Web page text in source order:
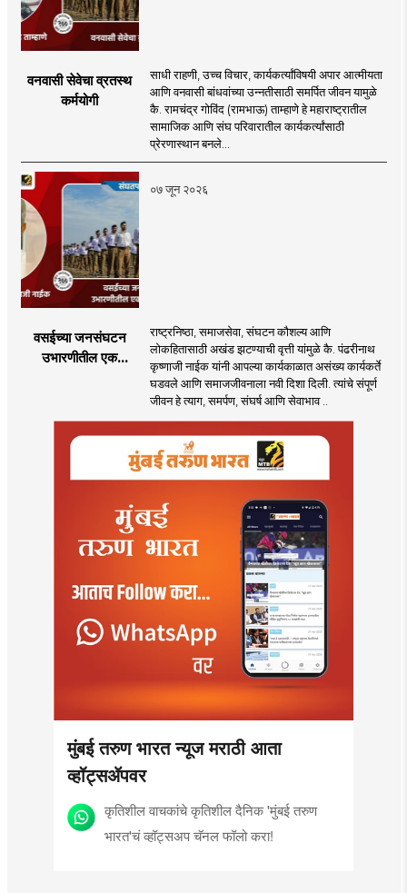
वनवासी सेवेचा व्रतस्थ
कर्मयोगी
साधी राहणी, उच्च विचार, कार्यकर्त्यांविषयी अपार आत्मीयता
आणि वनवासी बांधवांच्या उन्नतीसाठी समर्पित जीवन यामुळे
कै. रामचंद्र गोविंद (रामभाऊ) ताम्हाणे हे महाराष्ट्रातील
सामाजिक आणि संघ परिवारातील कार्यकर्त्यांसाठी
प्रेरणास्थान बनले...
०७ जून २०२६
वसईच्या जनसंघटन
उभारणीतील एक
राष्ट्रनिष्ठा, समाजसेवा, संघटन कौशल्य आणि
लोकहितासाठी अखंड झटण्याची वृत्ती यांमुळे कै. पंढरीनाथ
कृष्णाजी नाईक यांनी आपल्या कार्यकाळात असंख्य कार्यकर्ते
घडवले आणि समाजजीवनाला नवी दिशा दिली. त्यांचे संपूर्ण
जीवन हे त्याग, समर्पण, संघर्ष आणि सेवाभाव ..
मुंबई तरुण भारत न्यूज मराठी आता
व्हॉट्सॲपवर
कृतिशील वाचकांचे कृतिशील दैनिक 'मुंबई तरुण
भारत'चं व्हॉट्सअप चॅनल फॉलो करा!